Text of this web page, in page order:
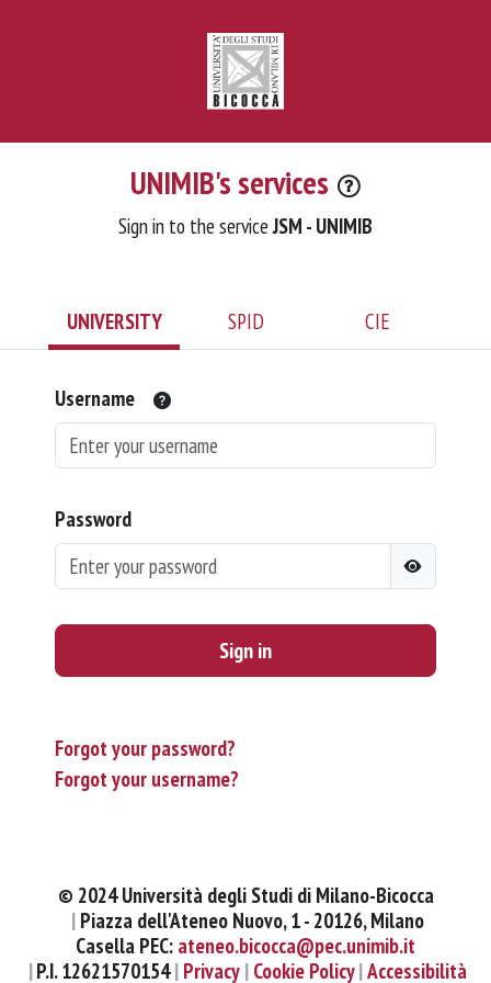
UNIMIB's services
Sign in to the serviceJSM - UNIMIB
UNIVERSITY SPID CIE
Username
Password
Sign in
Forgot your password?
Forgot your username?
© 2024 Università degli Studi di Milano-Bicocca
Piazza dell'Ateneo Nuovo, 1 - 20126, Milano
Casella PEC: ateneo.bicocca@pec.unimib.it
P.I. 12621570154 Privacy Cookie Policy Accessibilità